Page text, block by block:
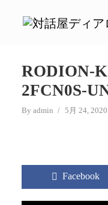
RODION-
2FCN0S-
By admin 5月 24, 2020
Facebook